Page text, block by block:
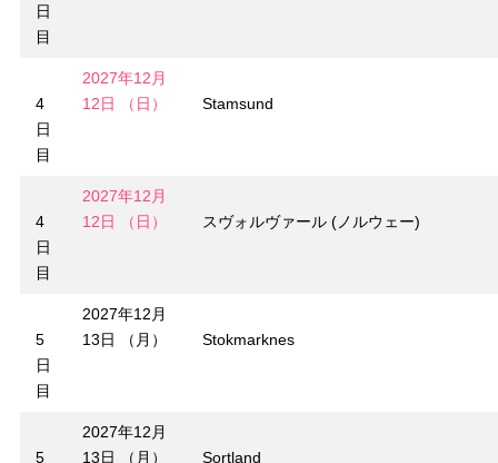
日
目
4
日
目
2027年12月
12日 （日）
Stamsund
4
日
目
2027年12月
12日 （日）
スヴォルヴァール (ノルウェー)
5
日
目
2027年12月
13日 （月）
Stokmarknes
5
2027年12月
13日 （月）
Sortland